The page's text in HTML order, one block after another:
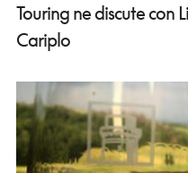
Touring ne discute con
Cariplo